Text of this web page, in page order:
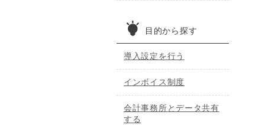
目的から探す
導入設定を行う
インボイス制度
会計事務所とデータ共有
する